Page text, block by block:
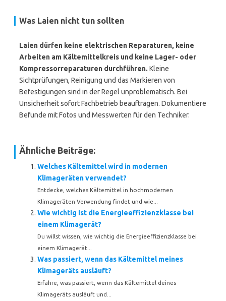
Was Laien nicht tun sollten
Laien dürfen keine elektrischen Reparaturen, keine
Arbeiten am Kältemittelkreis und keine Lager- oder
Kompressorreparaturen durchführen. Kleine
Sichtprüfungen, Reinigung und das Markieren von
Befestigungen sind in der Regel unproblematisch. Bei
Unsicherheit sofort Fachbetrieb beauftragen. Dokumentiere
Befunde mit Fotos und Messwerten für den Techniker.
Ähnliche Beiträge:
Welches Kältemittel wird in modernen
Klimageräten verwendet?
Entdecke, welches Kältemittel in hochmodernen
Klimageräten Verwendung findet und wie...
Wie wichtig ist die Energieeffizienzklasse bei
einem Klimagerät?
Du willst wissen, wie wichtig die Energieeffizienzklasse bei
einem Klimagerät...
Was passiert, wenn das Kältemittel meines
Klimageräts ausläuft?
Erfahre, was passiert, wenn das Kältemittel deines
Klimageräts ausläuft und...